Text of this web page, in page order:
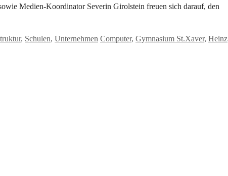
Medien-Koordinator Severin Girolstein freuen sich darauf, den
, Schulen, Unternehmen Schlagwörter
Computer, Gymnasium St.Xaver, Heinz